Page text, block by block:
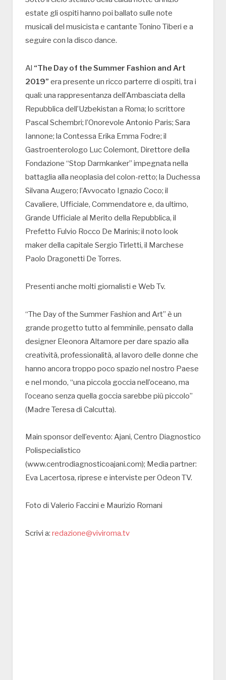
estate gli ospiti hanno poi ballato sulle note
musicali del musicista e cantante Tonino Tiberi e a
seguire con la disco dance.
Al “The Day of the Summer Fashion and Art
2019” era presente un ricco parterre di ospiti, tra i
quali: una rappresentanza dell’Ambasciata della
Repubblica dell’Uzbekistan a Roma; lo scrittore
Pascal Schembri; l’Onorevole Antonio Paris; Sara
Iannone; la Contessa Erika Emma Fodre; il
Gastroenterologo Luc Colemont, Direttore della
Fondazione “Stop Darmkanker” impegnata nella
battaglia alla neoplasia del colon-retto; la Duchessa
Silvana Augero; l’Avvocato Ignazio Coco; il
Cavaliere, Ufficiale, Commendatore e, da ultimo,
Grande Ufficiale al Merito della Repubblica, il
Prefetto Fulvio Rocco De Marinis; il noto look
maker della capitale Sergio Tirletti, il Marchese
Paolo Dragonetti De Torres.
Presenti anche molti giornalisti e Web Tv.
“The Day of the Summer Fashion and Art” è un
grande progetto tutto al femminile, pensato dalla
designer Eleonora Altamore per dare spazio alla
creatività, professionalità, al lavoro delle donne che
hanno ancora troppo poco spazio nel nostro Paese
e nel mondo, “una piccola goccia nell’oceano, ma
l’oceano senza quella goccia sarebbe più piccolo”
(Madre Teresa di Calcutta).
Main sponsor dell’evento: Ajani, Centro Diagnostico
Polispecialistico
(www.centrodiagnosticoajani.com); Media partner:
Eva Lacertosa, riprese e interviste per Odeon TV.
Foto di Valerio Faccini e Maurizio Romani
Scrivi a: redazione@viviroma.tv